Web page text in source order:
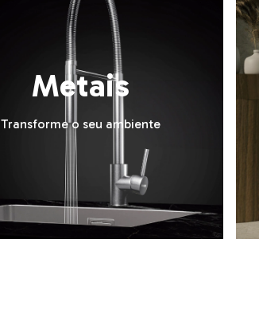
Metais
Transforme o seu ambiente